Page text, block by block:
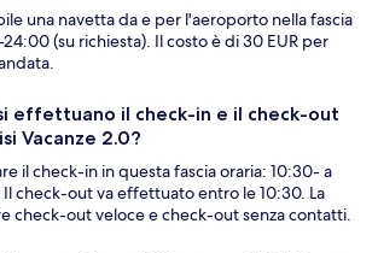
una navetta da e per l'aeroporto nella fascia
(su richiesta). Il costo è di 30 EUR per
effettuano il check-in e il check-out
Vacanze 2.0?
il check-in in questa fascia oraria: 10:30- a
Il check-out va effettuato entro le 10:30. La
check-out veloce e check-out senza contatti.